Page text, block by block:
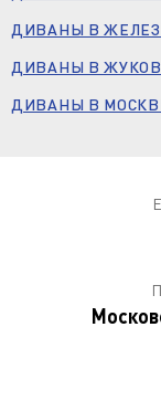
ДИВАНЫ В
ДИВАНЫ В
ДИВАНЫ В